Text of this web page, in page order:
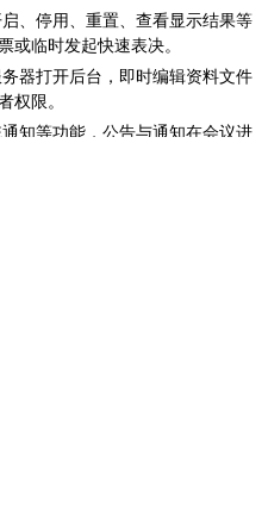
、停用、重置、查看显示结果等
或临时发起快速表决。
器打开后台，即时编辑资料文件
权限。
知等功能，公告与通知在会议进